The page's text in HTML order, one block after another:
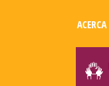
ACERCA